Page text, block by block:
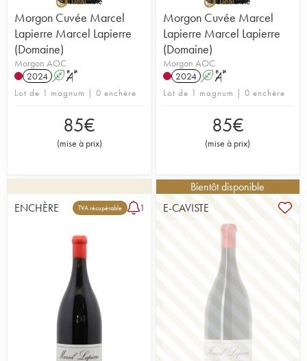
Morgon Cuvée Marcel
Lapierre Marcel Lapierre
(Domaine)
Morgon AOC
2024 A S
Lot de 1 magnum | 0 enchère
85€
(mise à prix)
Morgon Cuvée Marcel
Lapierre Marcel Lapierre
(Domaine)
Morgon AOC
2024 A S
Lot de 1 magnum | 0 enchère
85€
(mise à prix)
ENCHÈRE TVA récupérable 1
Bientôt disponible
E-CAVISTE